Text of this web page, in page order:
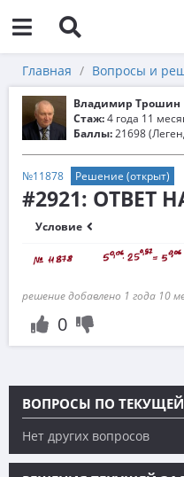
Главная Вопросы и
Владимир Трошин
Стаж:4 года 11
Баллы:21698
№11878 Решение (открыт)
#2921: ОТВЕТ
Условие
решение добавлено 1 года 10
0
ВОПРОСЫ ПО
Нет других вопросов